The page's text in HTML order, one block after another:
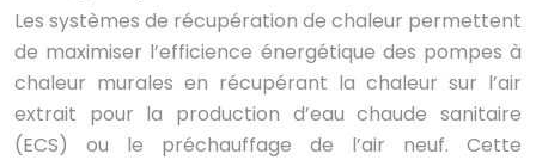
Les systèmes de récupération de chaleur permettent
de maximiser l’efficience énergétique des pompes à
chaleur murales en récupérant la chaleur sur l’air
extrait pour la production d’eau chaude sanitaire
(ECS) ou le préchauffage de l’air neuf. Cette